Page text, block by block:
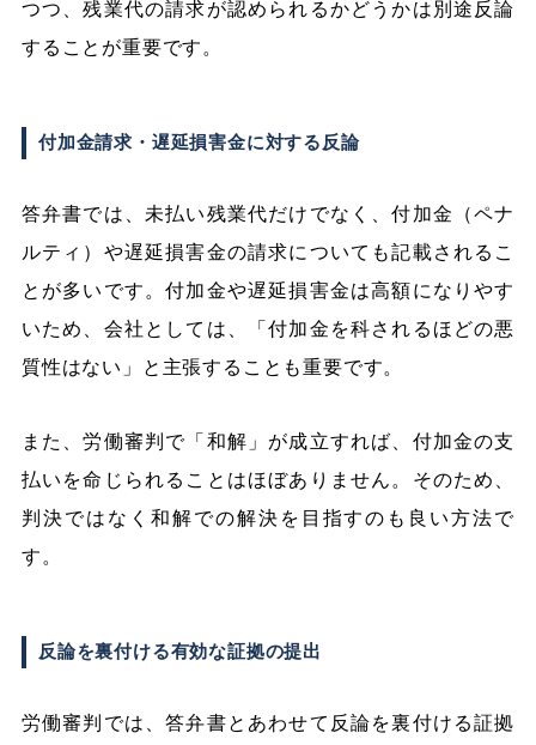
つつ、残業代の請求が認められるかどうかは別途反論
することが重要です。
付加金請求・遅延損害金に対する反論
答弁書では、未払い残業代だけでなく、付加金（ペナ
ルティ）や遅延損害金の請求についても記載されるこ
とが多いです。付加金や遅延損害金は高額になりやす
いため、会社としては、「付加金を科されるほどの悪
質性はない」と主張することも重要です。
また、労働審判で「和解」が成立すれば、付加金の支
払いを命じられることはほぼありません。そのため、
判決ではなく和解での解決を目指すのも良い方法で
す。
反論を裏付ける有効な証拠の提出
労働審判では、答弁書とあわせて反論を裏付ける証拠